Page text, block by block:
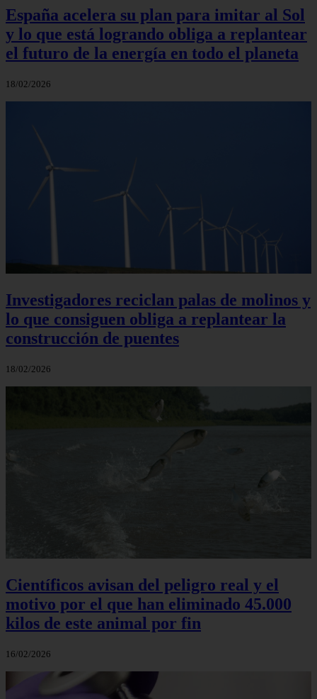
España acelera su plan para imitar al Sol
y lo que está logrando obliga a replantear
el futuro de la energía en todo el planeta
18/02/2026
Investigadores reciclan palas de molinos y
lo que consiguen obliga a replantear la
construcción de puentes
18/02/2026
Científicos avisan del peligro real y el
motivo por el que han eliminado 45.000
kilos de este animal por fin
16/02/2026